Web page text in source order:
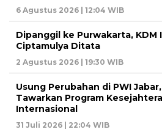
6 Agustus 2026 | 12:04 WIB
Dipanggil ke Purwakarta, KDM
Ciptamulya Ditata
2 Agustus 2026 | 19:30 WIB
Usung Perubahan di PWI
Tawarkan Program
Internasional
31 Juli 2026 | 22:04 WIB